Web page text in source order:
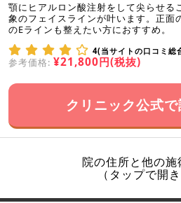
顎にヒアルロン酸注射をして尖らせる
象のフェイスラインが叶います。正面
のEラインも整えたい方におすすめ。
4(当サイトの口コミ総
参考価格: ¥21,800円(税抜)
クリニック公式
院の住所と他の
（タップで開き